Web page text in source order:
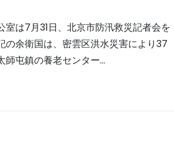
室は7月31日、北京市防汛救災記者会を
の余衛国は、密雲区洪水災害により37
師屯鎮の養老センター…